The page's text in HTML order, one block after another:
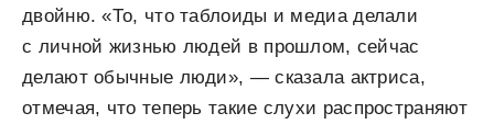
двойню. «То, что таблоиды и медиа делали
с личной жизнью людей в прошлом, сейчас
делают обычные люди», — сказала актриса,
отмечая, что теперь такие слухи распространяют